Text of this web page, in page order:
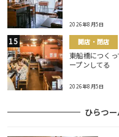
2026年8月5日
開店・閉店
東船橋につく
ープンしてる
2026年8月5日
ひらつ